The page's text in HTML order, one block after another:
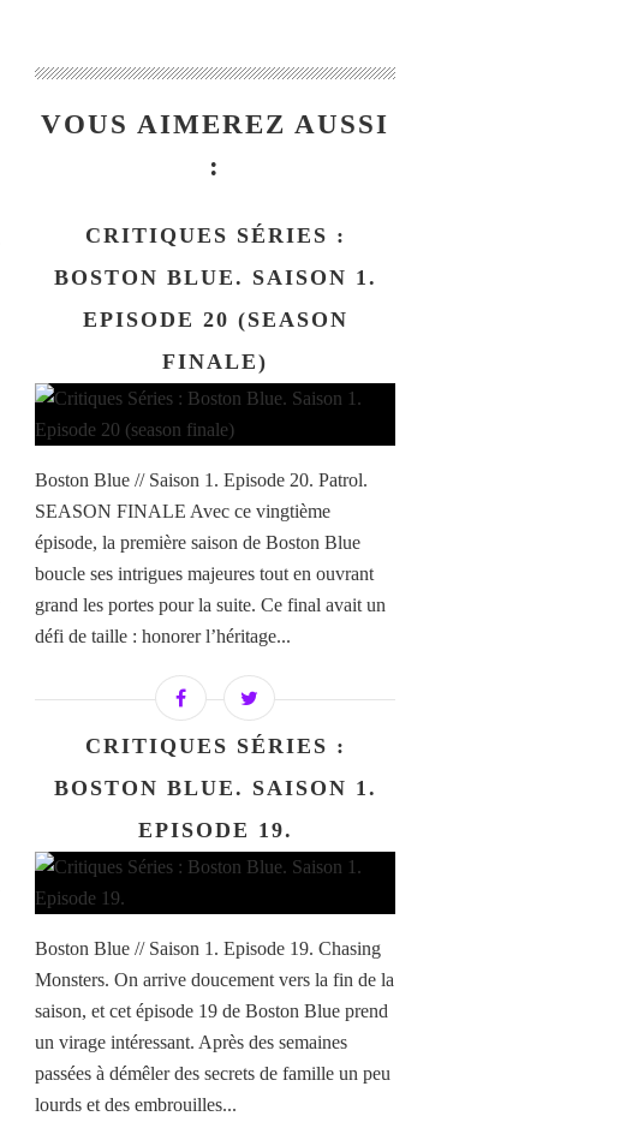
VOUS AIMEREZ AUSSI
:
CRITIQUES SÉRIES :
BOSTON BLUE. SAISON 1.
EPISODE 20 (SEASON
FINALE)
Boston Blue // Saison 1. Episode 20. Patrol.
SEASON FINALE Avec ce vingtième
épisode, la première saison de Boston Blue
boucle ses intrigues majeures tout en ouvrant
grand les portes pour la suite. Ce final avait un
défi de taille : honorer l’héritage...
CRITIQUES SÉRIES :
BOSTON BLUE. SAISON 1.
EPISODE 19.
Boston Blue // Saison 1. Episode 19. Chasing
Monsters. On arrive doucement vers la fin de la
saison, et cet épisode 19 de Boston Blue prend
un virage intéressant. Après des semaines
passées à démêler des secrets de famille un peu
lourds et des embrouilles...